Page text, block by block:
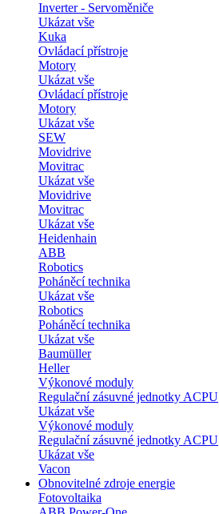
Inverter - Servoměniče
Ukázat vše
Kuka
Ovládací přístroje
Motory
Ukázat vše
Ovládací přístroje
Motory
Ukázat vše
SEW
Movidrive
Movitrac
Ukázat vše
Movidrive
Movitrac
Ukázat vše
Heidenhain
ABB
Robotics
Poháněcí technika
Ukázat vše
Robotics
Poháněcí technika
Ukázat vše
Baumüller
Heller
Výkonové moduly
Regulační zásuvné jednotky ACPU
Ukázat vše
Výkonové moduly
Regulační zásuvné jednotky ACPU
Ukázat vše
Vacon
Obnovitelné zdroje energie
Fotovoltaika